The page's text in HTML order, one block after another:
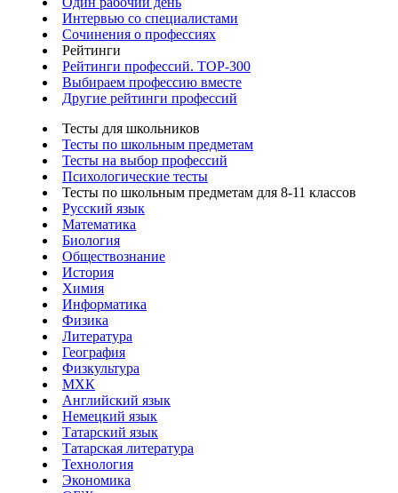
Интервью со специалистами
Сочинения о профессиях
Рейтинги
Рейтинги профессий. TOP-300
Выбираем профессию вместе
Другие рейтинги профессий
Тесты для школьников
Тесты по школьным предметам
Тесты на выбор профессий
Психологические тесты
Тесты по школьным предметам для 8-11 классов
Русский язык
Математика
Биология
Обществознание
История
Химия
Информатика
Физика
Литература
География
Физкультура
МХК
Английский язык
Немецкий язык
Татарский язык
Татарская литература
Технология
Экономика